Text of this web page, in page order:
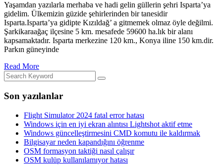
Yaşamdan yazılarla merhaba ve hadi gelin güllerin şehri Isparta’ya
gidelim. Ülkemizin güzide şehirlerinden bir tanesidir
Isparta.Isparta’ya gidipte Kızıldağ’ a gitmemek olmaz öyle değilmi.
Şarkikaraağaç ilçesine 5 km. mesafede 59600 ha.lık bir alanı
kapsamaktadır. Isparta merkezine 120 km., Konya iline 150 km.dir.
Parkın güneyinde
Read More
Son yazılanlar
Flight Simulator 2024 fatal error hatası
Windows için en iyi ekran alıntısı Lightshot aktif etme
Windows güncelleştirmesini CMD komutu ile kaldırmak
Bilgisayar neden kapandığını öğrenme
OSM formasyon taktiği nasıl çalışır
OSM kulüp kullanılamıyor hatası